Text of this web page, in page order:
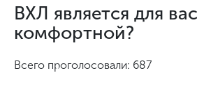
ВХЛ является для вас
комфортной?
Всего проголосовали: 687